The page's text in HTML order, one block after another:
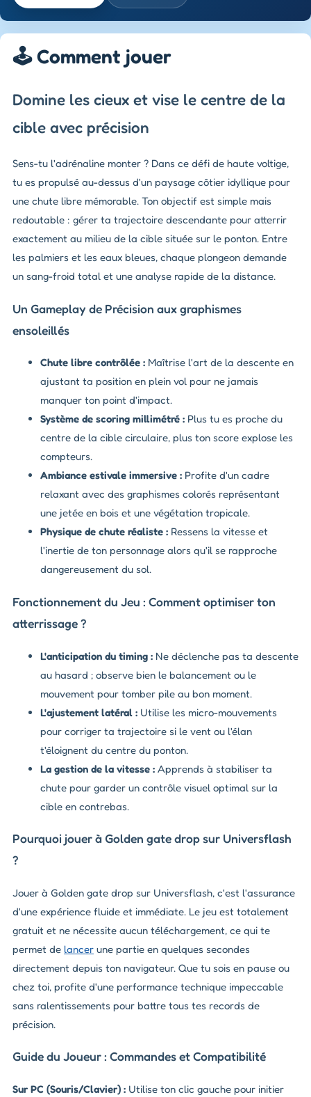
🕹️ Comment jouer
Domine les cieux et vise le centre de la
cible avec précision
Sens-tu l'adrénaline monter ? Dans ce défi de haute voltige,
tu es propulsé au-dessus d'un paysage côtier idyllique pour
une chute libre mémorable. Ton objectif est simple mais
redoutable : gérer ta trajectoire descendante pour atterrir
exactement au milieu de la cible située sur le ponton. Entre
les palmiers et les eaux bleues, chaque plongeon demande
un sang-froid total et une analyse rapide de la distance.
Un Gameplay de Précision aux graphismes
ensoleillés
Chute libre contrôlée : Maîtrise l'art de la descente en
ajustant ta position en plein vol pour ne jamais
manquer ton point d'impact.
Système de scoring millimétré : Plus tu es proche du
centre de la cible circulaire, plus ton score explose les
compteurs.
Ambiance estivale immersive : Profite d'un cadre
relaxant avec des graphismes colorés représentant
une jetée en bois et une végétation tropicale.
Physique de chute réaliste : Ressens la vitesse et
l'inertie de ton personnage alors qu'il se rapproche
dangereusement du sol.
Fonctionnement du Jeu : Comment optimiser ton
atterrissage ?
L'anticipation du timing : Ne déclenche pas ta descente
au hasard ; observe bien le balancement ou le
mouvement pour tomber pile au bon moment.
L'ajustement latéral : Utilise les micro-mouvements
pour corriger ta trajectoire si le vent ou l'élan
t'éloignent du centre du ponton.
La gestion de la vitesse : Apprends à stabiliser ta
chute pour garder un contrôle visuel optimal sur la
cible en contrebas.
Pourquoi jouer à Golden gate drop sur Universflash
?
Jouer à Golden gate drop sur Universflash, c'est l'assurance
d'une expérience fluide et immédiate. Le jeu est totalement
gratuit et ne nécessite aucun téléchargement, ce qui te
permet de lancer une partie en quelques secondes
directement depuis ton navigateur. Que tu sois en pause ou
chez toi, profite d'une performance technique impeccable
sans ralentissements pour battre tous tes records de
précision.
Guide du Joueur : Commandes et Compatibilité
Sur PC (Souris/Clavier) : Utilise ton clic gauche pour initier